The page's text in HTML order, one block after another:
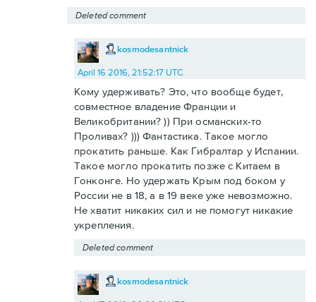
Deleted comment
kosmodesantnick
April 16 2016, 21:52:17 UTC
Кому удерживать? Это, что вообще будет,
совместное владение Франции и
Великобритании? )) При османских-то
Проливах? ))) Фантастика. Такое могло
прокатить раньше. Как Гибралтар у Испании.
Такое могло прокатить позже с Китаем в
Гонконге. Но удержать Крым под боком у
России не в 18, а в 19 веке уже невозможно.
Не хватит никаких сил и не помогут никакие
укрепления.
Deleted comment
kosmodesantnick